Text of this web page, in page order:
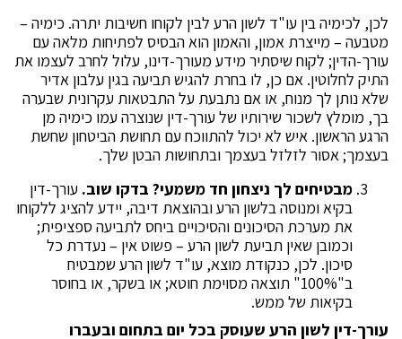
לכן, לכימיה בין עו"ד לשון הרע לבין לקוחו חשיבות יתרה. כימיה –
מטבעה – מייצרת אמון, והאמון הוא הבסיס לפתיחות מלאה עם
עורך-הדין; לקוח שיסתיר מידע מעורך-דינו, עלול לחרב לעצמו את
התיק לחלוטין. אם כן, לו בחרת להגיש תביעה בגין עלבון אדיר
שלא נותן לך מנוח, או אם נתבעת על התבטאות עקרונית שבערה
בך, מומלץ לשכור שירותיו של עורך-דין שנוצרה עמו כימיה מן
הרגע הראשון. איש לא יכול להתווכח עם תחושת הביטחון שחשת
בעצמך; אסור לזלזל בעצמך ובתחושות הבטן שלך.
מבטיחים לך ניצחון חד משמעי? בדקו שוב. עורך-דין
בקיא ומנוסה בלשון הרע ובהוצאת דיבה, יידע להציג ללקוחו
את מערכת הסיכונים והסיכויים ביחס לתביעה ספציפית;
וכמובן שאין תביעת לשון הרע – פשוט אין – נעדרת כל
סיכון. לכן, כנקודת מוצא, עו"ד לשון הרע שמבטיח
ב"100%" תוצאה מסוימת חוטא; או בשקר, או בחוסר
בקיאות של ממש.
עורך-דין לשון הרע שעוסק בכל יום בתחום ובעברו